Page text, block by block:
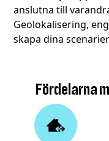
anslutna till
Geolokalisering,
skapa dina
Fördelarna